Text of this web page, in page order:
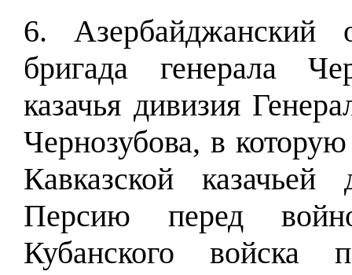
6. Азербайджанский
бригада генерала
казачья дивизия
Чернозубова, в
Кавказской
Персию перед
Кубанского войска